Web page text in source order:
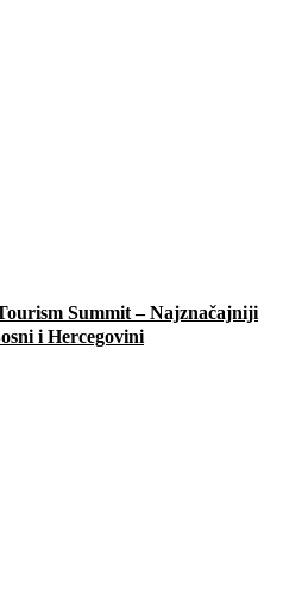
Summit – Najznačajniji
i Hercegovini